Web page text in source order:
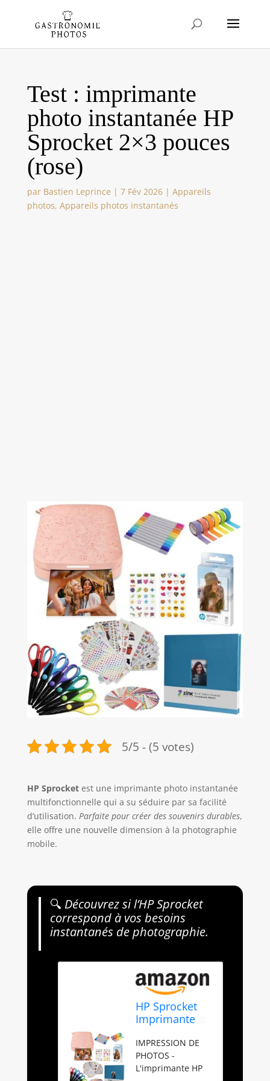
Test : imprimante
photo instantanée HP
Sprocket 2×3 pouces
(rose)
par Bastien Leprince | 7 Fév 2026| Appareils
photos, Appareils photos instantanés
5/5 - (5 votes)
HP Sprocketest une imprimante photo instantanée
multifonctionnelle qui a su séduire par sa facilité
d’utilisation. Parfaite pour créer des souvenirs durables,
elle offre une nouvelle dimension à la photographie
mobile.
🔍 Découvrez si l’HP Sprocket
correspond à vos besoins
instantanés de photographie.
HP Sprocket
Imprimante
instantanée
Portable 2x3
Pouces (Rose)
IMPRESSION DE
PHOTOS -
L'imprimante HP